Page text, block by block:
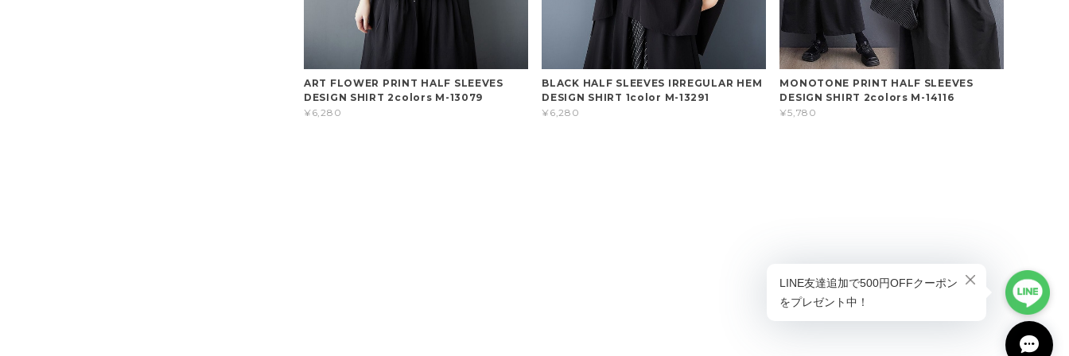
ART FLOWER PRINT HALF SLEEVES
DESIGN SHIRT 2colors M-13079
¥6,280
BLACK HALF SLEEVES IRREGULAR HEM
DESIGN SHIRT 1color M-13291
¥6,280
MONOTONE PRINT HALF SLEEVES
DESIGN SHIRT 2colors M-14116
¥5,780